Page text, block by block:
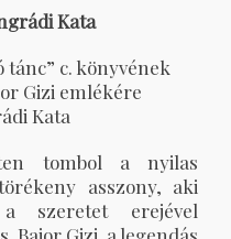
Kata
c. könyvének
Gizi emlékére
Kata
tombol a nyilas
asszony, aki
szeretet erejével